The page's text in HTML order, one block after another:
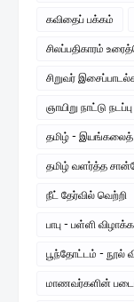
கவிதைப் பக்கம்
சிலப்பதிகாரம்
சிறுவர்
ஞாயிறு நாட்டு
தமிழ் - இயங்கலைத்
தமிழ் வளர்த்த
நீட் தேர்வில் வெற்றி
பாபு - பள்ளி
பூந்தோட்டம் - நூல்
மாணவர்களின்